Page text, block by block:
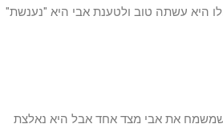
היא עשתה טוב ולטענת אבי היא "נענשת"
את אבי מצד אחד אבל היא נאלצת